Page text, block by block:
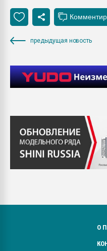
предыдущая новость
О